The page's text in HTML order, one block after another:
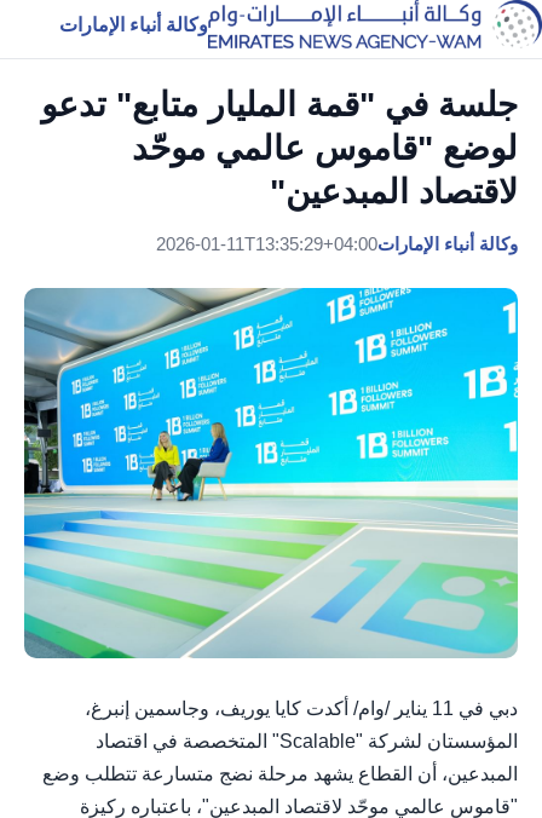
وكالة أنباء الإمارات
جلسة في "قمة المليار متابع" تدعو
لوضع "قاموس عالمي موحّد
لاقتصاد المبدعين"
وكالة أنباء الإمارات2026-01-11T13:35:29+04:00
دبي في 11 يناير /وام/ أكدت كايا يوريف، وجاسمين إنبرغ،
المؤسستان لشركة "Scalable" المتخصصة في اقتصاد
المبدعين، أن القطاع يشهد مرحلة نضج متسارعة تتطلب وضع
"قاموس عالمي موحّد لاقتصاد المبدعين"، باعتباره ركيزة